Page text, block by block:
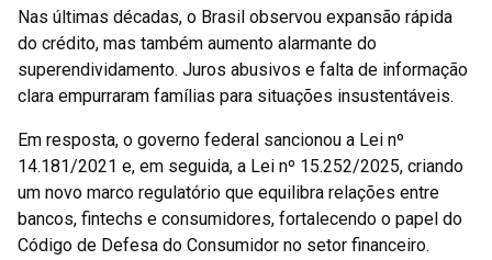
Nas últimas décadas, o Brasil observou expansão rápida
do crédito, mas também aumento alarmante do
superendividamento. Juros abusivos e falta de informação
clara empurraram famílias para situações insustentáveis.
Em resposta, o governo federal sancionou a Lei nº
14.181/2021 e, em seguida, a Lei nº 15.252/2025, criando
um novo marco regulatório que equilibra relações entre
bancos, fintechs e consumidores, fortalecendo o papel do
Código de Defesa do Consumidor no setor financeiro.